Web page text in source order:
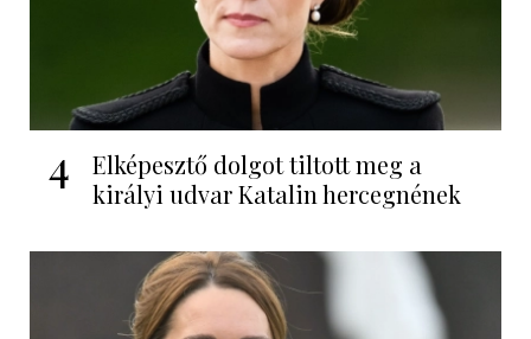
4
Elképesztő dolgot tiltott meg a
királyi udvar Katalin hercegnének